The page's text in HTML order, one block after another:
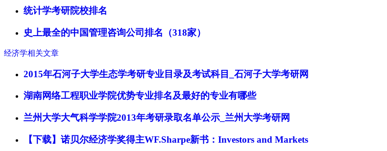
统计学考研院校排名
史上最全的中国管理咨询公司排名（318家）
经济学相关文章
2015年石河子大学生态学考研专业目录及考试科目_石河子大学考研网
湖南网络工程职业学院优势专业排名及最好的专业有哪些
兰州大学大气科学学院2013年考研录取名单公示_兰州大学考研网
【下载】诺贝尔经济学奖得主WF.Sharpe新书：Investors and Markets加入经管之家，拥有更多权限。